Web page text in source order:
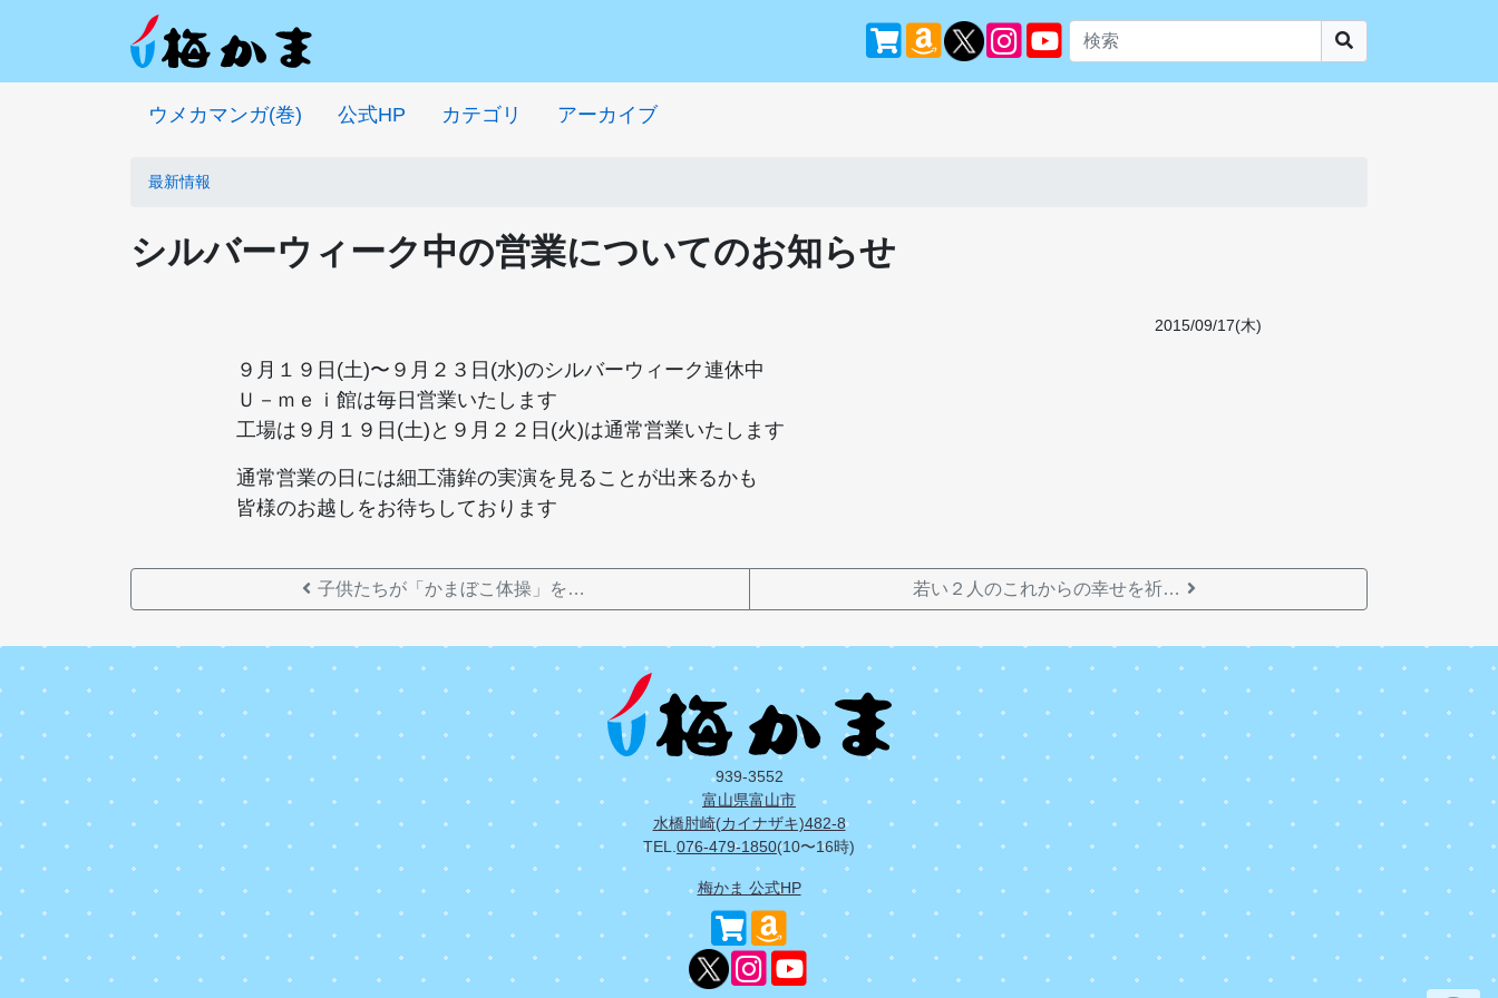
ウメカマンガ(巻) 公式HP カテゴリ アーカイブ
最新情報
シルバーウィーク中の営業についてのお知らせ
2015/09/17(木)
９月１９日(土)〜９月２３日(水)のシルバーウィーク連休中
Ｕ－ｍｅｉ館は毎日営業いたします
工場は９月１９日(土)と９月２２日(火)は通常営業いたします
通常営業の日には細工蒲鉾の実演を見ることが出来るかも
皆様のお越しをお待ちしております
子供たちが「かまぼこ体操」を… 若い２人のこれからの幸せを祈…
939-3552
富山県富山市
水橋肘崎(カイナザキ)482-8
TEL. 076-479-1850(10〜16時)
梅かま 公式HP